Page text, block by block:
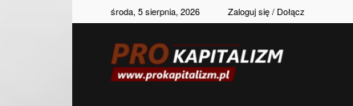
środa, 5 sierpnia, 2026 Zaloguj się / Dołącz